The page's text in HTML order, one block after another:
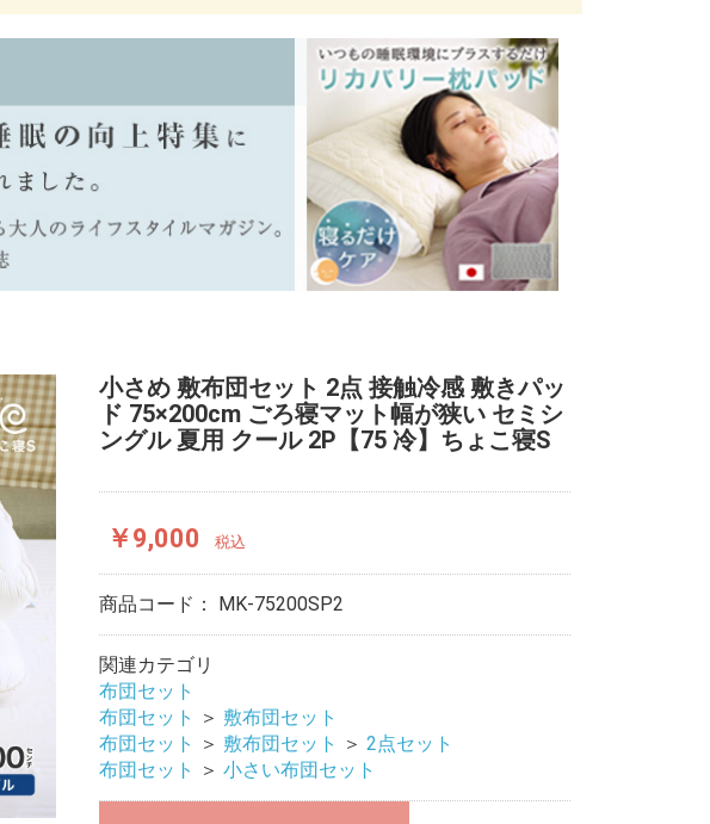
小さめ 敷布団セット 2点 接触冷感 敷きパッ
ド 75×200cm ごろ寝マット幅が狭い セミシ
ングル 夏用 クール 2P【75 冷】ちょこ寝S
￥9,000 税込
商品コード： MK-75200SP2
関連カテゴリ
布団セット
布団セット
＞ 敷布団セット
布団セット
＞ 敷布団セット ＞ 2点セット
布団セット
＞ 小さい布団セット